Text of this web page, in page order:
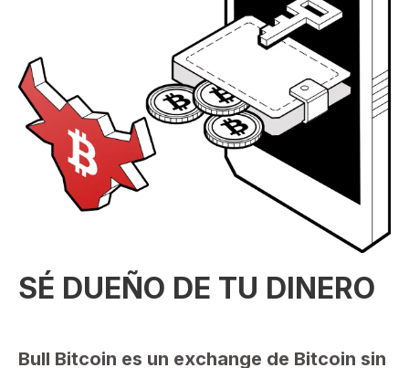
SÉ DUEÑO DE TU DINERO
Bull Bitcoin es un exchange de Bitcoin sin